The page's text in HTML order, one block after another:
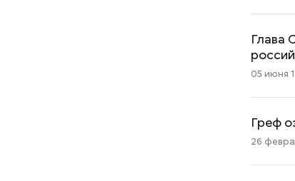
Глава
05 июня
Греф
26